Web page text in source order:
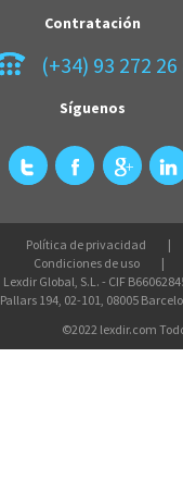
Contratación
(+34) 93 272 26
Síguenos
Política de privacidad
Condiciones de uso
Lexdir Global, S.L. - CIF
Pallars 194, 02-101, 08005
©2022 lexdir.com